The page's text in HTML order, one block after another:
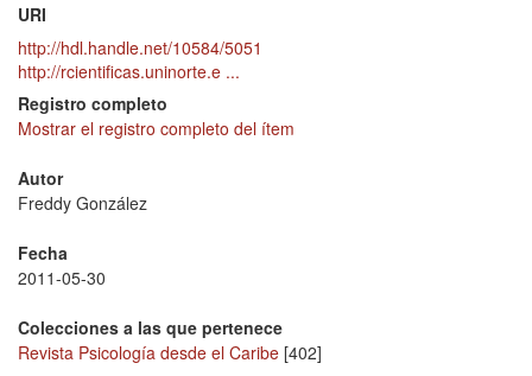
URI
http://hdl.handle.net/10584/5051
http://rcientificas.uninorte.e ...
Registro completo
Mostrar el registro completo del ítem
Autor
Freddy González
Fecha
2011-05-30
Colecciones a las que pertenece
Revista Psicología desde el Caribe [402]